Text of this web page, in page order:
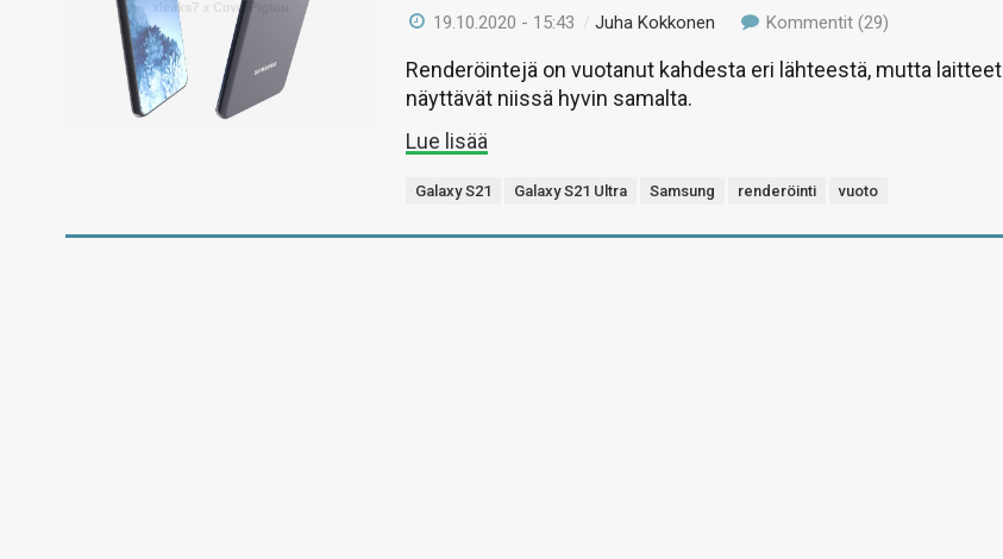
19.10.2020 - 15:43 /Juha Kokkonen Kommentit (29)
Renderöintejä on vuotanut kahdesta eri lähteestä, mutta laitteet
näyttävät niissä hyvin samalta.
Lue lisää
Galaxy S21 Galaxy S21 Ultra Samsung renderöinti vuoto